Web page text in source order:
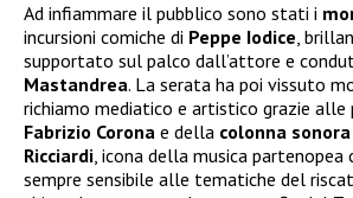
Ad infiammare il pubblico sono stati i
incursioni comiche di Peppe Iodice,
supportato sul palco dall’attore e
Mastandrea. La serata ha poi vissuto
richiamo mediatico e artistico grazie alle
Fabrizio Corona e della colonna sonora
Ricciardi, icona della musica partenopea
sempre sensibile alle tematiche del